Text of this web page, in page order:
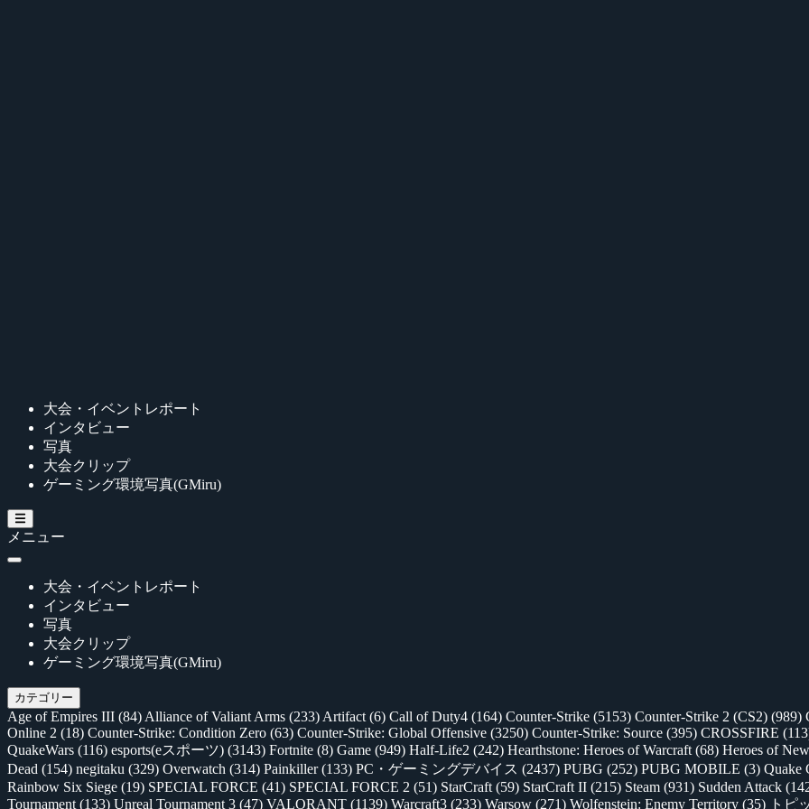
大会・イベントレポート
インタビュー
写真
大会クリップ
ゲーミング環境写真(GMiru)
メニュー
大会・イベントレポート
インタビュー
写真
大会クリップ
ゲーミング環境写真(GMiru)
カテゴリー
Age of Empires III (84) Alliance of Valiant Arms (233) Artifact (6) Call of Duty4 (164) Counter-Strike (5153) Counter-Strike 2 (CS2) (989)
Online 2 (18) Counter-Strike: Condition Zero (63) Counter-Strike: Global Offensive (3250) Counter-Strike: Source (395) CROSSFIRE
QuakeWars (116) esports(eスポーツ) (3143) Fortnite (8) Game (949) Half-Life2 (242) Hearthstone: Heroes of Warcraft (68) Heroes of
Dead (154) negitaku (329) Overwatch (314) Painkiller(133) PC・ゲーミングデバイス (2437) PUBG (252) PUBG MOBILE (3) Quake
Rainbow Six Siege (19) SPECIAL FORCE (41) SPECIAL FORCE 2 (51) StarCraft (59) StarCraft II (215) Steam (931) Sudden Attack
Tournament (133) Unreal Tournament 3 (47) VALORANT (1139) Warcraft3 (233) Warsow (271) Wolfenstein: Enemy Territory (35) トピ